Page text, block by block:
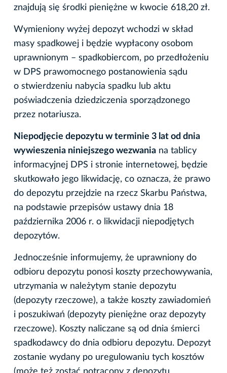
znajdują się środki pieniężne w kwocie 618,20 zł.
Wymieniony wyżej depozyt wchodzi w skład
masy spadkowej i będzie wypłacony osobom
uprawnionym – spadkobiercom, po przedłożeniu
w DPS prawomocnego postanowienia sądu
o stwierdzeniu nabycia spadku lub aktu
poświadczenia dziedziczenia sporządzonego
przez notariusza.
Niepodjęcie depozytu w terminie 3 lat od dnia
wywieszenia niniejszego wezwania na tablicy
informacyjnej DPS i stronie internetowej, będzie
skutkowało jego likwidację, co oznacza, że prawo
do depozytu przejdzie na rzecz Skarbu Państwa,
na podstawie przepisów ustawy dnia 18
października 2006 r. o likwidacji niepodjętych
depozytów.
Jednocześnie informujemy, że uprawniony do
odbioru depozytu ponosi koszty przechowywania,
utrzymania w należytym stanie depozytu
(depozyty rzeczowe), a także koszty zawiadomień
i poszukiwań (depozyty pieniężne oraz depozyty
rzeczowe). Koszty naliczane są od dnia śmierci
spadkodawcy do dnia odbioru depozytu. Depozyt
zostanie wydany po uregulowaniu tych kosztów